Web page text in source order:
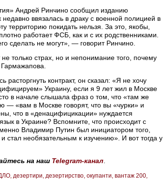
Андрей Ринчино сообщил изданию
недавно ввязалась в драку с военной полицией в
территорию покидать нельзя. За это, якобы,
работает ФСБ, как и с их родственниками.
сделать не могут», — говорит Ринчино.
только страх, но и непонимание того, почему
контракт, он сказал: «Я не хочу
Украину, если я 9 лет жил в Москве
в начале слышала фраз о том, что «там же
«вам в Москве говорят, что вы «чурки» и
что в «денацифицикации» нуждается
в Украине? Вспомните, что происходит с
Владимир Путин был инициатором того,
стал необязательным к изучению». И вот тогда у
на наш Telegram-канал
дезертири дезертирство окупанти вантаж 200